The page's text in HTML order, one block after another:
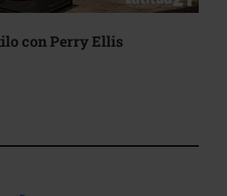
con Perry Ellis